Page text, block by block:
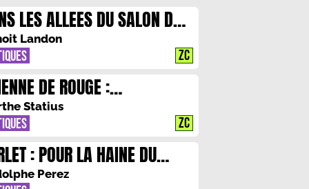
une poésie du froid, où la neige
le miroir d’un monde en voie d’extinction
[…]
LES ALLEES DU SALON DU
DE MONTREAL, A LA
D’UN ESPRIT
Landon
ZC
DE ROUGE :
HEMORRAGIQUE
Statius
ZC
: POUR LA HAINE DU
OU LA MORT IGOR
Perez